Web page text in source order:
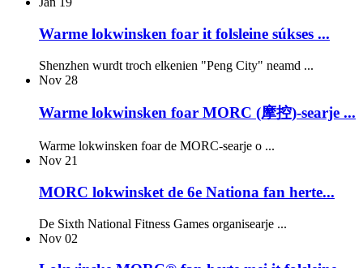
Warme lokwinsken foar it folsleine súkses ...
Shenzhen wurdt troch elkenien "Peng City" neamd ...
Nov 28
Warme lokwinsken foar MORC (摩控)-searje ...
Warme lokwinsken foar de MORC-searje o ...
Nov 21
MORC lokwinsket de 6e Nationa fan herte...
De Sixth National Fitness Games organisearje ...
Nov 02